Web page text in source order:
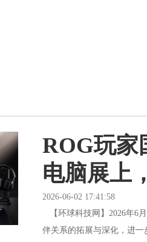
ROG玩家
电脑展上
2026-06-02 17:41:58
【环球科技网】2026年6
伴关系的拓展与深化，进